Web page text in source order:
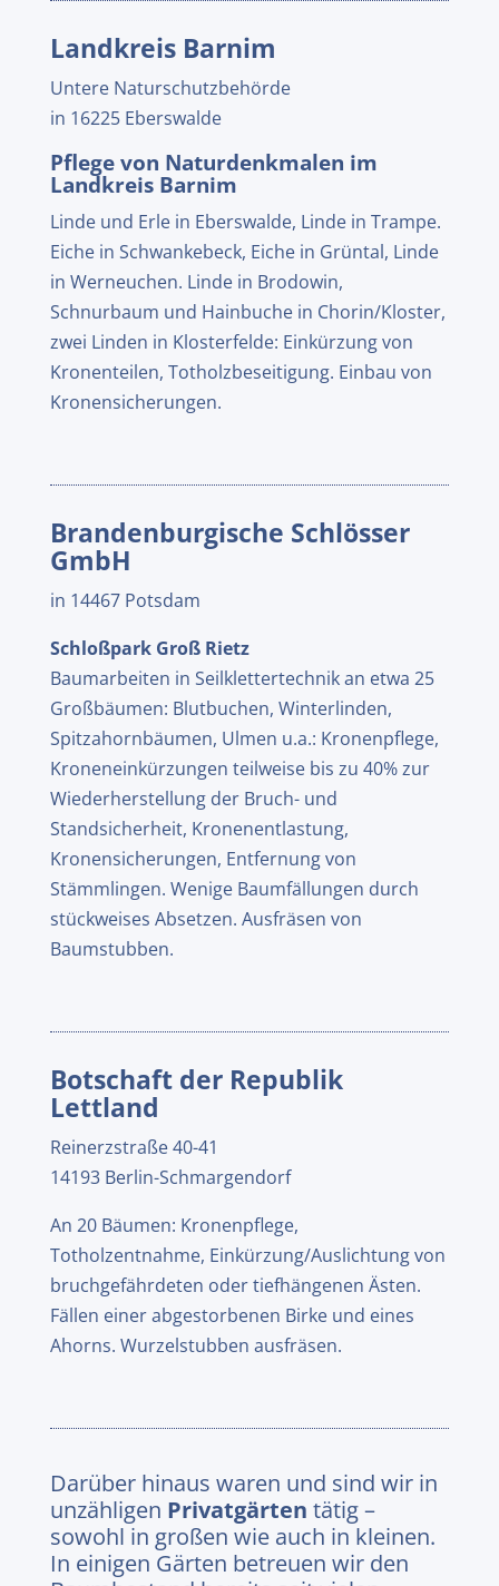
Landkreis Barnim
Untere Naturschutzbehörde
in 16225 Eberswalde
Pflege von Naturdenkmalen im
Landkreis Barnim
Linde und Erle in Eberswalde, Linde in Trampe.
Eiche in Schwankebeck, Eiche in Grüntal, Linde
in Werneuchen. Linde in Brodowin,
Schnurbaum und Hainbuche in Chorin/Kloster,
zwei Linden in Klosterfelde: Einkürzung von
Kronenteilen, Totholzbeseitigung. Einbau von
Kronensicherungen.
Brandenburgische Schlösser
GmbH
in 14467 Potsdam
Schloßpark Groß Rietz
Baumarbeiten in Seilklettertechnik an etwa 25
Großbäumen: Blutbuchen, Winterlinden,
Spitzahornbäumen, Ulmen u.a.: Kronenpflege,
Kroneneinkürzungen teilweise bis zu 40% zur
Wiederherstellung der Bruch- und
Standsicherheit, Kronenentlastung,
Kronensicherungen, Entfernung von
Stämmlingen. Wenige Baumfällungen durch
stückweises Absetzen. Ausfräsen von
Baumstubben.
Botschaft der Republik
Lettland
Reinerzstraße 40-41
14193 Berlin-Schmargendorf
An 20 Bäumen: Kronenpflege,
Totholzentnahme, Einkürzung/Auslichtung von
bruchgefährdeten oder tiefhängenen Ästen.
Fällen einer abgestorbenen Birke und eines
Ahorns. Wurzelstubben ausfräsen.
Darüber hinaus waren und sind wir in
unzähligen Privatgärten tätig –
sowohl in großen wie auch in kleinen.
In einigen Gärten betreuen wir den